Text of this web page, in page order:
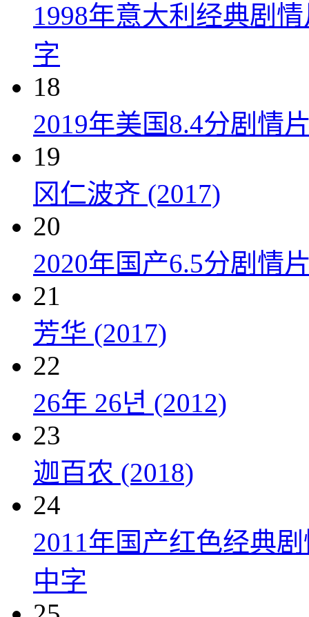
1998年意大利经典剧
字
18
2019年美国8.4分剧情
19
冈仁波齐 (2017)
20
2020年国产6.5分剧情
21
芳华 (2017)
22
26年 26년 (2012)
23
迦百农 (2018)
24
2011年国产红色经典
中字